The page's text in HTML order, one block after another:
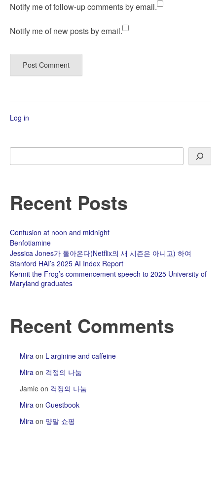
Notify me of follow-up comments by email.
Notify me of new posts by email.
Log in
Search
Recent Posts
Confusion at noon and midnight
Benfotiamine
Jessica Jones가 돌아온다(Netflix의 새 시즌은 아니고) 하여
Stanford HAI’s 2025 AI Index Report
Kermit the Frog’s commencement speech to 2025 University of
Maryland graduates
Recent Comments
Mira on L-arginine and caffeine
Mira on 걱정의 나눔
Jamie on 걱정의 나눔
Mira on Guestbook
Mira on 양말 쇼핑